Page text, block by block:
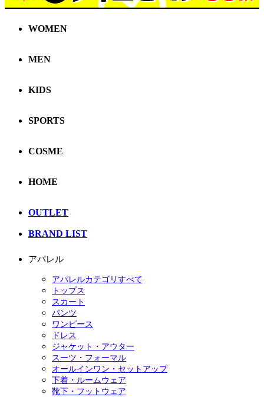
WOMEN
MEN
KIDS
SPORTS
COSME
HOME
OUTLET
BRAND LIST
アパレル
アパレルカテゴリすべて
トップス
スカート
パンツ
ワンピース
ドレス
ジャケット・アウター
スーツ・フォーマル
オールインワン・セットアップ
下着・ルームウェア
靴下・フットウェア